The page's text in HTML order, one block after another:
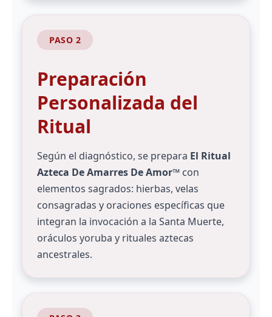
PASO 2
Preparación
Personalizada del
Ritual
Según el diagnóstico, se prepara El Ritual
Azteca De Amarres De Amor™ con
elementos sagrados: hierbas, velas
consagradas y oraciones específicas que
integran la invocación a la Santa Muerte,
oráculos yoruba y rituales aztecas
ancestrales.